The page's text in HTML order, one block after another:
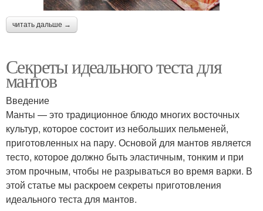
читать дальше →
Секреты идеального теста для
мантов
Введение
Манты — это традиционное блюдо многих восточных
культур, которое состоит из небольших пельменей,
приготовленных на пару. Основой для мантов является
тесто, которое должно быть эластичным, тонким и при
этом прочным, чтобы не разрываться во время варки. В
этой статье мы раскроем секреты приготовления
идеального теста для мантов.